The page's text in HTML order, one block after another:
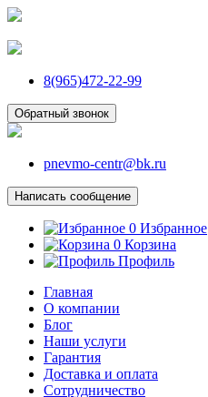
8(965)472-22-99
Обратный звонок
pnevmo-centr@bk.ru
Написать сообщение
0 Избранное
0 Корзина
Профиль
Главная
О компании
Блог
Наши услуги
Гарантия
Доставка и оплата
Сотрудничество